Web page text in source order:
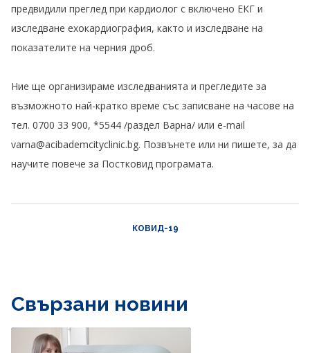
предвидили преглед при кардиолог с включено ЕКГ и
изследване ехокардиография, както и изследване на
показателите на черния дроб.
Ние ще организираме изследванията и прегледите за
възможното най-кратко време със записване на часове на
тел. 0700 33 900, *5544 /раздел Варна/ или e-mail
varna@acibademcityclinic.bg. Позвънете или ни пишете, за да
научите повече за Постковид програмата.
КОВИД-19
Свързани новини